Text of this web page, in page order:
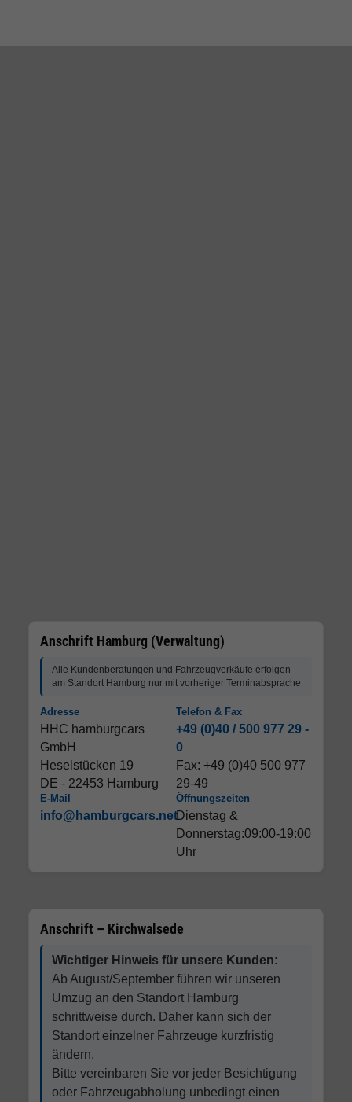
Anschrift Hamburg (Verwaltung)
Alle Kundenberatungen und Fahrzeugverkäufe erfolgen
am Standort Hamburg nur mit vorheriger Terminabsprache
Adresse
HHC hamburgcars
GmbH
Heselstücken 19
DE - 22453 Hamburg
Telefon & Fax
+49 (0)40 / 500 977 29 -
0
Fax: +49 (0)40 500 977
29-49
E-Mail
info@hamburgcars.net
Öffnungszeiten
Dienstag &
Donnerstag:09:00-19:00
Uhr
Anschrift – Kirchwalsede
Wichtiger Hinweis für unsere Kunden:
Ab August/September führen wir unseren
Umzug an den Standort Hamburg
schrittweise durch. Daher kann sich der
Standort einzelner Fahrzeuge kurzfristig
ändern.
Bitte vereinbaren Sie vor jeder Besichtigung
oder Fahrzeugabholung unbedingt einen